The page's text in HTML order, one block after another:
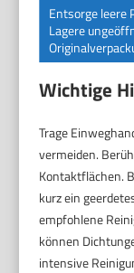
Entsorge leere
Lagere
Wichtige
Trage
vermeiden.
Kontaktflächen.
kurz ein
empfohlene
können
intensive